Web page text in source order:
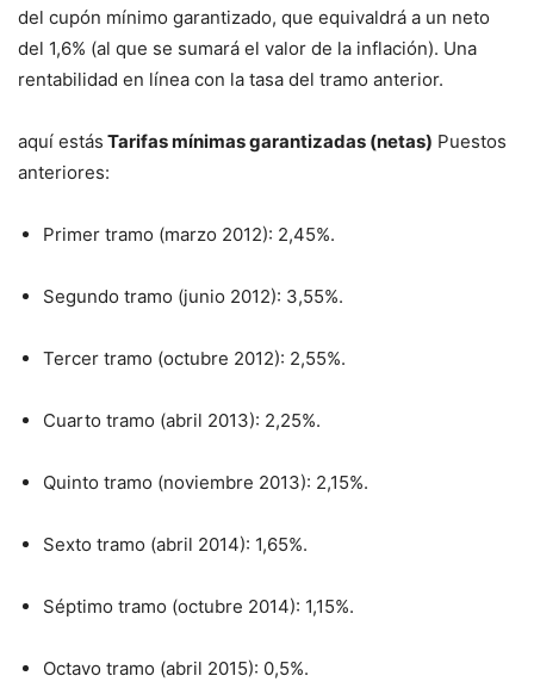
del cupón mínimo garantizado, que equivaldrá a un neto
del 1,6% (al que se sumará el valor de la inflación). Una
rentabilidad en línea con la tasa del tramo anterior.
aquí estás Tarifas mínimas garantizadas (netas) Puestos
anteriores:
Primer tramo (marzo 2012): 2,45%.
Segundo tramo (junio 2012): 3,55%.
Tercer tramo (octubre 2012): 2,55%.
Cuarto tramo (abril 2013): 2,25%.
Quinto tramo (noviembre 2013): 2,15%.
Sexto tramo (abril 2014): 1,65%.
Séptimo tramo (octubre 2014): 1,15%.
Octavo tramo (abril 2015): 0,5%.